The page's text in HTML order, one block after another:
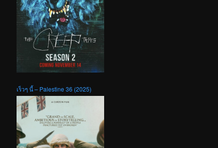
เร็วๆ นี้ – Palestine 36 (2025)